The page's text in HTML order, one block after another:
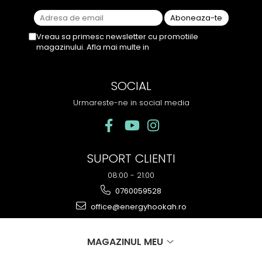
Vreau sa primesc newsletter cu promotiile
magazinului. Afla mai multe in
SOCIAL
Urmareste-ne in social media
SUPORT CLIENTI
08:00 - 21:00
0760059528
office@energyhookah.ro
MAGAZINUL MEU